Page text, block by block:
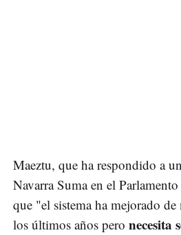
Maeztu, que ha respondido a
Navarra Suma en el
que "el sistema ha mejorado
los últimos años pero necesita